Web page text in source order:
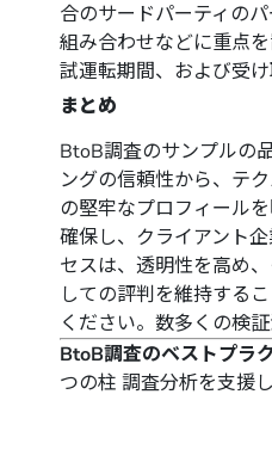
合のサードパーティの
組み合わせなどに重点
試運転期間、および受
まとめ
BtoB調査のサンプルの
ングの信頼性から、テ
の堅牢なプロフィール
確保し、クライアント
セスは、透明性を高め
しての評判を維持する
ください。 数多くの検
BtoB調査のベストプラ
つの柱 調査分析を支援